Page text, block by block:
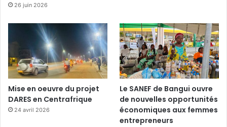
26 juin 2026
Mise en oeuvre du projet
DARES en Centrafrique
24 avril 2026
Le SANEF de Bangui ouvre
de nouvelles opportunités
économiques aux femmes
entrepreneurs